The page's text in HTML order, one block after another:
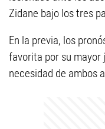
Zidane bajo los tres
En la previa, los
favorita por su mayor
necesidad de ambos